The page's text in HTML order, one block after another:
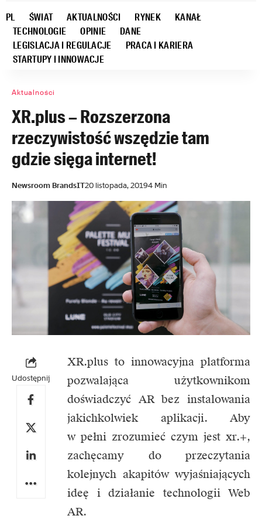
PL ŚWIAT AKTUALNOŚCI RYNEK
KANAŁ
TECHNOLOGIE
OPINIE
DANE
LEGISLACJA I REGULACJE
PRACA I KARIERA
STARTUPY I INNOWACJE
Aktualności
XR.plus – Rozszerzona
rzeczywistość wszędzie tam
gdzie sięga internet!
Newsroom BrandsIT20 listopada, 20194 Min
Udostępnij
XR.plus to innowacyjna platforma
pozwalająca użytkownikom
doświadczyć AR bez instalowania
jakichkolwiek aplikacji. Aby
w pełni zrozumieć czym jest xr.+,
zachęcamy do przeczytania
kolejnych akapitów wyjaśniających
ideę i działanie technologii Web
AR.